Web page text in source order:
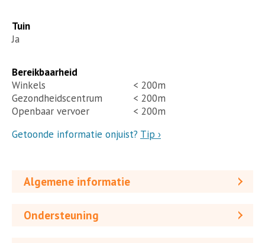
Tuin
Ja
Bereikbaarheid
Winkels
< 200m
Gezondheidscentrum
< 200m
Openbaar vervoer
< 200m
Getoonde informatie onjuist? Tip ›
Algemene informatie
Ondersteuning